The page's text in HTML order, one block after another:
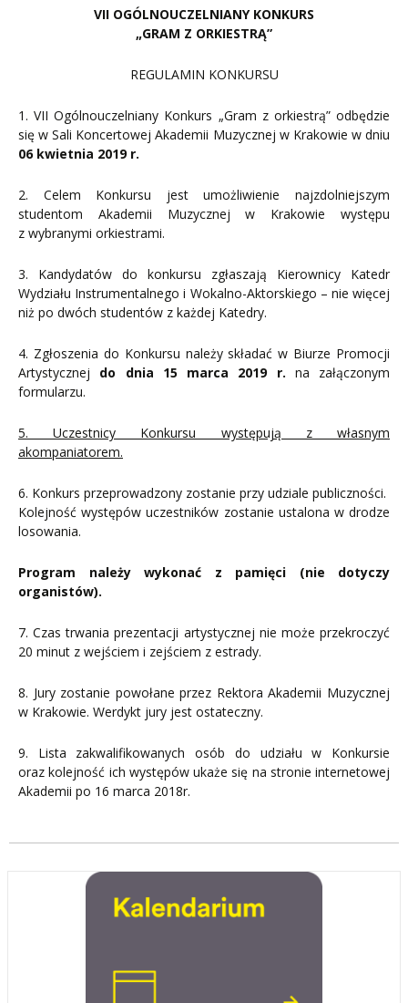
VII OGÓLNOUCZELNIANY KONKURS
„GRAM Z ORKIESTRĄ”
REGULAMIN KONKURSU
1. VII Ogólnouczelniany Konkurs „Gram z orkiestrą” odbędzie
się w Sali Koncertowej Akademii Muzycznej w Krakowie w dniu
06 kwietnia 2019 r.
2. Celem Konkursu jest umożliwienie najzdolniejszym
studentom Akademii Muzycznej w Krakowie występu
z wybranymi orkiestrami.
3. Kandydatów do konkursu zgłaszają Kierownicy Katedr
Wydziału Instrumentalnego i Wokalno-Aktorskiego – nie więcej
niż po dwóch studentów z każdej Katedry.
4. Zgłoszenia do Konkursu należy składać w Biurze Promocji
Artystycznej do dnia 15 marca 2019 r. na załączonym
formularzu.
5. Uczestnicy Konkursu występują z własnym
akompaniatorem.
6. Konkurs przeprowadzony zostanie przy udziale publiczności.
Kolejność występów uczestników zostanie ustalona w drodze
losowania.
Program należy wykonać z pamięci
(nie dotyczy
organistów).
7. Czas trwania prezentacji artystycznej nie może przekroczyć
20 minut z wejściem i zejściem z estrady.
8. Jury zostanie powołane przez Rektora Akademii Muzycznej
w Krakowie. Werdykt jury jest ostateczny.
9. Lista zakwalifikowanych osób do udziału w Konkursie
oraz kolejność ich występów ukaże się na stronie internetowej
Akademii po 16 marca 2018r.